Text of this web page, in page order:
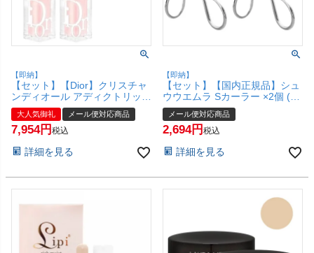
【即納】
【セット】【Dior】クリスチャ
ンディオール アディクトリップ
マキシマイザー ×2本 6ml
#001【リップグロス/リップ プ
ランパー】【メール便対応商
大人気御礼 メール便対応商品
7,954 税込
詳細を見る
【即納】
【セット】【国内正規品】シュ
ウウエムラ Sカーラー ×2個 (マ
ルチ ファンクショナル アイラ
ッシュカーラー)【ビューラー
ツール】【メール便対応商品】
メール便対応商品
2,694 税込
詳細を見る